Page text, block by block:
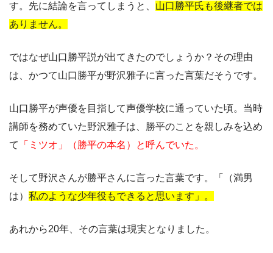
す。先に結論を言ってしまうと、 山口勝平氏も後継者では
ありません。
ではなぜ山口勝平説が出てきたのでしょうか？その理由
は、かつて山口勝平が野沢雅子に言った言葉だそうです。
山口勝平が声優を目指して声優学校に通っていた頃。当時
講師を務めていた野沢雅子は、勝平のことを親しみを込め
て
「ミツオ」（勝平の本名）と呼んでいた。
そして野沢さんが勝平さんに言った言葉です。「（満男
は） 私のような少年役もできると思います」。
あれから20年、その言葉は現実となりました。